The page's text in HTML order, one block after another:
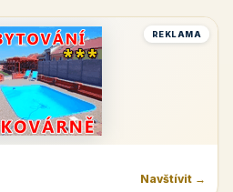
REKLAMA
Navštívit →